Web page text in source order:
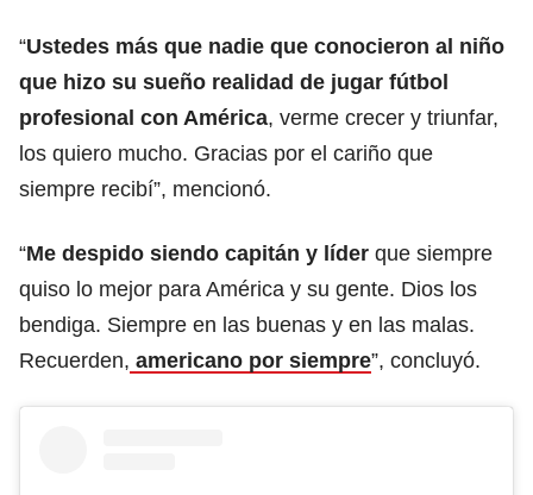
“Ustedes más que nadie que conocieron al niño
que hizo su sueño realidad de jugar fútbol
profesional con América, verme crecer y triunfar,
los quiero mucho. Gracias por el cariño que
siempre recibí”, mencionó.
“Me despido siendo capitán y líder que siempre
quiso lo mejor para América y su gente. Dios los
bendiga. Siempre en las buenas y en las malas.
Recuerden, americano por siempre”, concluyó.